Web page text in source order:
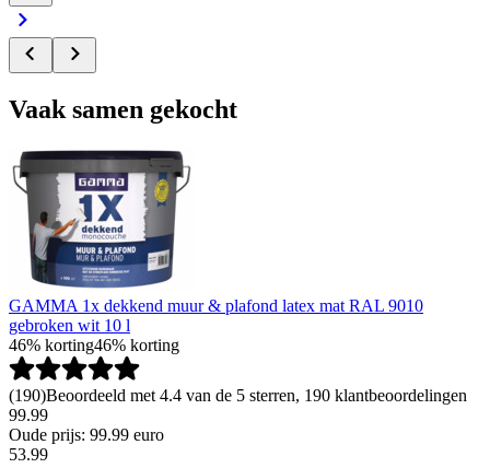
Vaak samen gekocht
GAMMA 1x dekkend muur & plafond latex mat RAL 9010
gebroken wit 10 l
46% korting46% korting
(190)Beoordeeld met 4.4 van de 5 sterren, 190 klantbeoordelingen
99.99
Oude prijs: 99.99 euro
53.99